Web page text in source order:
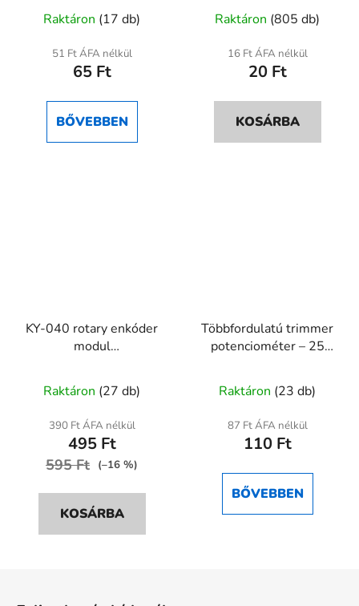
panelbe ültethető
termék
átlagos
értékelése
ből
Raktáron (17 db)
51 Ft ÁFA nélkül
65 Ft
BŐVEBBEN
termék
átlagos
értékelése
ből
Raktáron (805 db)
16 Ft ÁFA nélkül
20 Ft
KOSÁRBA
KY-040 rotary enkóder
modul
360 fokos forgó bevitel
termék
átlagos
értékelése
5-
5,0
Raktáron (27 db)
390 Ft ÁFA nélkül
495 Ft
595 Ft (–16 %)
KOSÁRBA
Többfordulatú trimmer
potenciométer – 25
300V, 10×10mm
Raktáron (23 db)
87 Ft ÁFA nélkül
110 Ft
BŐVEBBEN